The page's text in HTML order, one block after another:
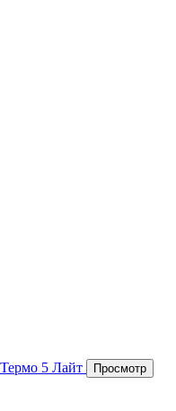
Просмотр